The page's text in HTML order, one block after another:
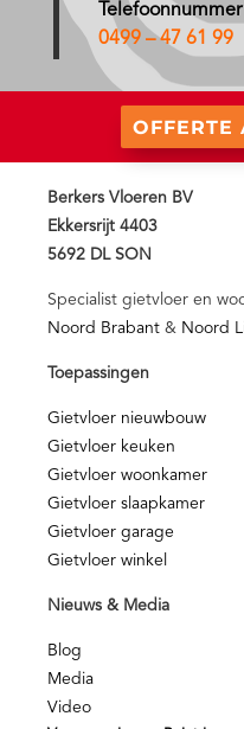
0499 – 47 61 99
OFFERTE
Berkers Vloeren BV
Ekkersrijt 4403
5692 DL SON
Specialist gietvloer en
Noord Brabant & Noord
Toepassingen
Gietvloer nieuwbouw
Gietvloer keuken
Gietvloer woonkamer
Gietvloer slaapkamer
Gietvloer garage
Gietvloer winkel
Nieuws & Media
Blog
Media
Video